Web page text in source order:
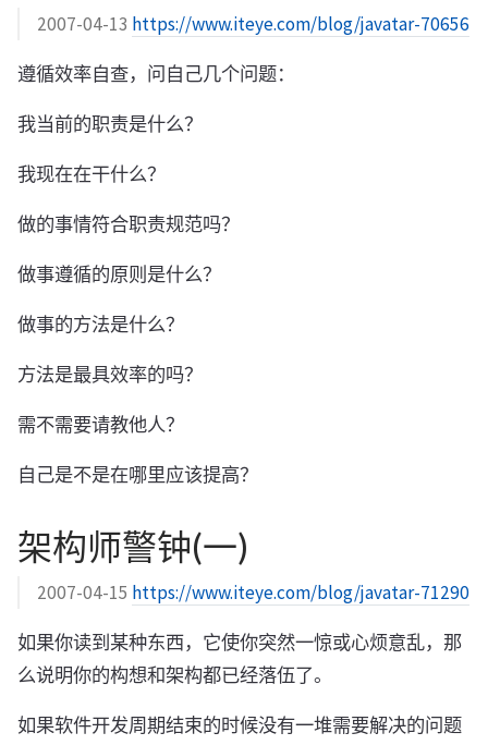
2007-04-13 https://www.iteye.com/blog/javatar-70656
遵循效率自查，问自己几个问题：
我当前的职责是什么？
我现在在干什么？
做的事情符合职责规范吗？
做事遵循的原则是什么？
做事的方法是什么？
方法是最具效率的吗？
需不需要请教他人？
自己是不是在哪里应该提高？
架构师警钟(一)
2007-04-15 https://www.iteye.com/blog/javatar-71290
如果你读到某种东西，它使你突然一惊或心烦意乱，那
么说明你的构想和架构都已经落伍了。
如果软件开发周期结束的时候没有一堆需要解决的问题